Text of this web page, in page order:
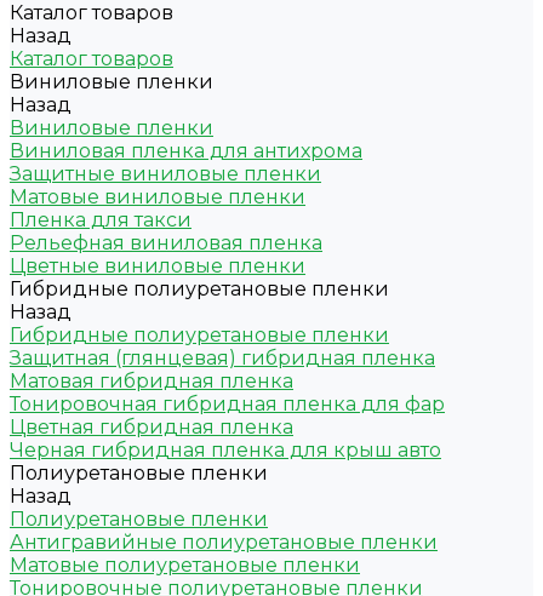
Каталог товаров
Назад
Каталог товаров
Виниловые пленки
Назад
Виниловые пленки
Виниловая пленка для антихрома
Защитные виниловые пленки
Матовые виниловые пленки
Пленка для такси
Рельефная виниловая пленка
Цветные виниловые пленки
Гибридные полиуретановые пленки
Назад
Гибридные полиуретановые пленки
Защитная (глянцевая) гибридная пленка
Матовая гибридная пленка
Тонировочная гибридная пленка для фар
Цветная гибридная пленка
Черная гибридная пленка для крыш авто
Полиуретановые пленки
Назад
Полиуретановые пленки
Антигравийные полиуретановые пленки
Матовые полиуретановые пленки
Тонировочные полиуретановые пленки